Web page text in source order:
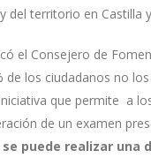
del territorio en Castilla
el Consejero de
de los ciudadanos no
que permite a
de un examen
puede realizar una